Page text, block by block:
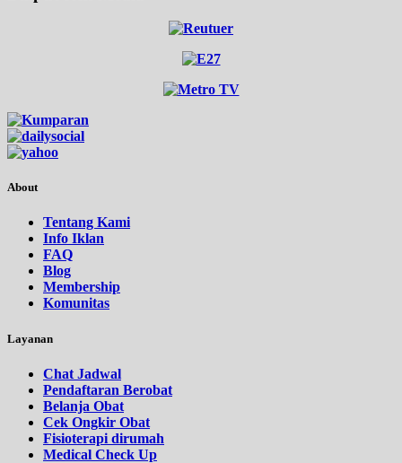
About
Tentang Kami
Info Iklan
FAQ
Blog
Membership
Komunitas
Layanan
Chat Jadwal
Pendaftaran Berobat
Belanja Obat
Cek Ongkir Obat
Fisioterapi dirumah
Medical Check Up